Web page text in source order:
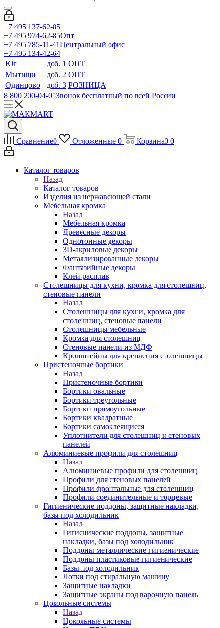
+7 495 137-62-85
+7 495 974-62-85Опт
+7 495 785-11-41Центральный офис
+7 495 134-42-64
Юг
доб. 1 ОПТ
Мытищи
доб. 2 ОПТ
Одинцово
доб. 3 РОЗНИЦА
8 800 200-04-05Звонок бесплатный по всей России
Сравнение0 Отложенные 0 Корзина0 0
Каталог товаров
Назад
Каталог товаров
Изделия из нержавеющей стали
Мебельная кромка
Назад
Мебельная кромка
Древесные декоры
Однотонные декоры
3D-акриловые декоры
Металлизированные декоры
Фантазийные декоры
Клей-расплав
Столешницы для кухни, кромка для столешниц,
стеновые панели
Назад
Столешницы для кухни, кромка для
столешниц, стеновые панели
Столешницы мебельные
Кромка для столешниц
Стеновые панели из МДФ
Кронштейны для крепления столешницы
Пристеночные бортики
Назад
Пристеночные бортики
Бортики овальные
Бортики треугольные
Бортики прямоугольные
Бортики квадратные
Бортики самоклеящиеся
Уплотнители для столешниц и стеновых
панелей
Алюминиевые профили для столешниц
Назад
Алюминиевые профили для столешниц
Профили для стеновых панелей
Профили фронтальные для столешниц
Профили соединительные и торцевые
Гигиенические поддоны, защитные накладки,
базы под холодильник
Назад
Гигиенические поддоны, защитные
накладки, базы под холодильник
Поддоны металлические гигиенические
Поддоны пластиковые гигиенические
Базы под холодильник
Лотки под стиральную машину
Защитные накладки
Защитные экраны под варочную панель
Цокольные системы
Назад
Цокольные системы